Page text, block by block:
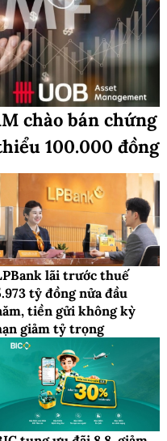
chào bán chứng
100.000 đồng
lãi trước thuế
tỷ đồng nửa đầu
tiền gửi không kỳ
giảm tỷ trọng